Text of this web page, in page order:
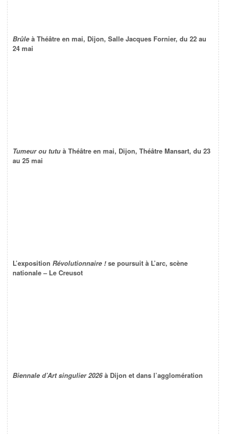
Brûle à Théâtre en mai, Dijon, Salle Jacques Fornier, du 22 au
24 mai
Tumeur ou tutu à Théâtre en mai, Dijon, Théâtre Mansart, du 23
au 25 mai
L’exposition Révolutionnaire !se poursuit à L’arc, scène
nationale – Le Creusot
Biennale d’Art singulier 2026à Dijon et dans l’agglomération